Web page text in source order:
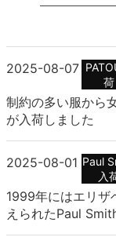
2025-08-07
荷
制約の多い服から
が入荷しました
2025-08-01 Paul
入
1999年にはエリザ
えられたPaul